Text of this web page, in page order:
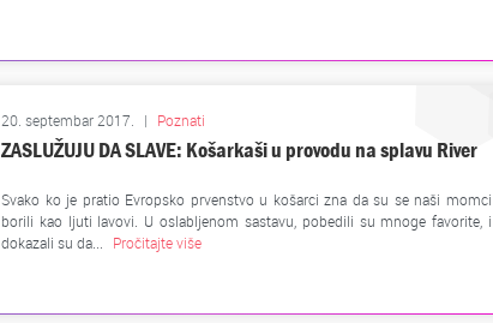
20. septembar 2017. | Poznati
ZASLUŽUJU DA SLAVE: Košarkaši u provodu na splavu River
Svako ko je pratio Evropsko prvenstvo u košarci zna da su se naši momci
borili kao ljuti lavovi. U oslabljenom sastavu, pobedili su mnoge favorite, i
dokazali su da...
Pročitajte više